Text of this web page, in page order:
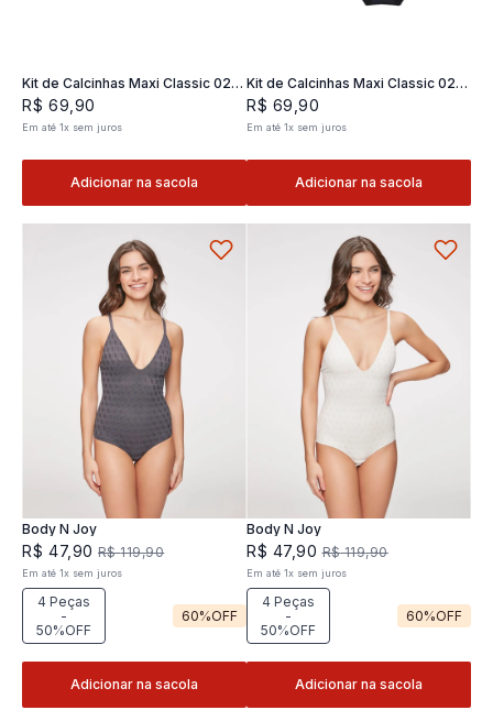
Kit de Calcinhas Maxi Classic 02 -
2 und
R$ 69 90
Em até1x sem juros
Adicionar na sacola
Kit de Calcinhas Maxi Classic 02 -
2 und
R$ 69 ,90
Em até 1x sem juros
Adicionar na sacola
Body N Joy
R$ 47,90 R$ 119,90
Em até1x sem juros
4 Peças
-
50%OFF
60%OFF
Adicionar na sacola
Body N Joy
R$ 47,90 R$ 119,90
Em até 1x sem juros
4 Peças
-
50%OFF
60%OFF
Adicionar na sacola